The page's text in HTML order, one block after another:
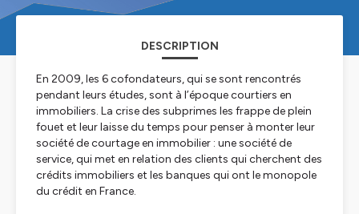
DESCRIPTION
En 2009, les 6 cofondateurs, qui se sont rencontrés
pendant leurs études, sont à l’époque courtiers en
immobiliers. La crise des subprimes les frappe de plein
fouet et leur laisse du temps pour penser à monter leur
société de courtage en immobilier : une société de
service, qui met en relation des clients qui cherchent des
crédits immobiliers et les banques qui ont le monopole
du crédit en France.